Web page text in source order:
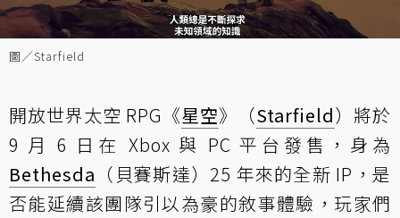
圖／Starfield
開放世界太空 RPG《星空》（Starfield）將於
9 月 6 日在 Xbox 與 PC 平台發售，身為
Bethesda （貝賽斯達）25 年來的全新 IP，是
否能延續該團隊引以為豪的敘事體驗，玩家們